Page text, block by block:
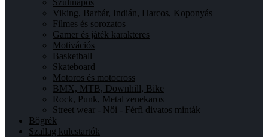
Viking, Barbár, Indián, Harcos, Koponyás
Filmes és sorozatos
Gamer és játék karakteres
Motivációs
Basketball
Skateboard
Motoros és motocross
BMX, MTB, Downhill, Bike
Rock, Punk, Metal zenekaros
Street wear - Női - Férfi divatos minták
Bögrék
Szallag kulcstartók